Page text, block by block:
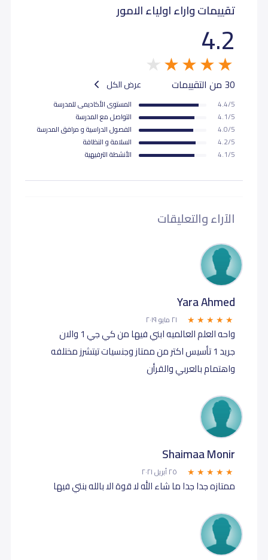
تقييمات واراء اولياء الامور
4.2
30 من التقييمات عرض الكل
4.4/5
المستوى اﻷكاديمى للمدرسة
4.1/5
التواصل مع المدرسة
4.0/5
الفصول الدراسية و مرافق المدرسة
4.2/5
السلامة و النظافة
4.1/5
اﻷنشطة الترفيهية
الآراء والتعليقات
Yara Ahmed
٢١ مايو ٢٠١٩
واحه العلم العالميه ابني فيها من كي جي 1 والان
جريد 1 تأسيس اكتر من ممتاز وجنسيات تيتشرز مختلفه
واهتمام بالعربي والقرأن
Shaimaa Monir
٢٥ أبريل ٢٠٢١
ممتازه جدا جدا ما شاء الله لا قوة الا بالله بنتي فيها